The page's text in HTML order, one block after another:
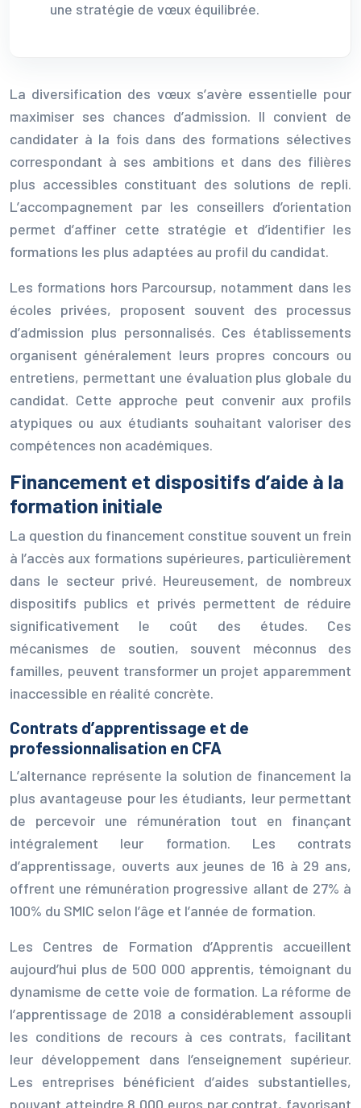
une stratégie de vœux équilibrée.
La diversification des vœux s’avère essentielle pour
maximiser ses chances d’admission. Il convient de
candidater à la fois dans des formations sélectives
correspondant à ses ambitions et dans des filières
plus accessibles constituant des solutions de repli.
L’accompagnement par les conseillers d’orientation
permet d’affiner cette stratégie et d’identifier les
formations les plus adaptées au profil du candidat.
Les formations hors Parcoursup, notamment dans les
écoles privées, proposent souvent des processus
d’admission plus personnalisés. Ces établissements
organisent généralement leurs propres concours ou
entretiens, permettant une évaluation plus globale du
candidat. Cette approche peut convenir aux profils
atypiques ou aux étudiants souhaitant valoriser des
compétences non académiques.
Financement et dispositifs d’aide à la
formation initiale
La question du financement constitue souvent un frein
à l’accès aux formations supérieures, particulièrement
dans le secteur privé. Heureusement, de nombreux
dispositifs publics et privés permettent de réduire
significativement le coût des études. Ces
mécanismes de soutien, souvent méconnus des
familles, peuvent transformer un projet apparemment
inaccessible en réalité concrète.
Contrats d’apprentissage et de
professionnalisation en CFA
L’alternance représente la solution de financement la
plus avantageuse pour les étudiants, leur permettant
de percevoir une rémunération tout en finançant
intégralement leur formation. Les contrats
d’apprentissage, ouverts aux jeunes de 16 à 29 ans,
offrent une rémunération progressive allant de 27% à
100% du SMIC selon l’âge et l’année de formation.
Les Centres de Formation d’Apprentis accueillent
aujourd’hui plus de 500 000 apprentis, témoignant du
dynamisme de cette voie de formation. La réforme de
l’apprentissage de 2018 a considérablement assoupli
les conditions de recours à ces contrats, facilitant
leur développement dans l’enseignement supérieur.
Les entreprises bénéficient d’aides substantielles,
pouvant atteindre 8 000 euros par contrat, favorisant